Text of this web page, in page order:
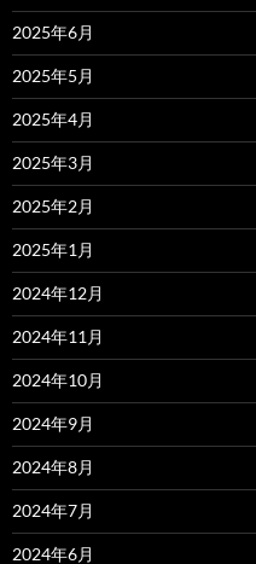
2025年6月
2025年5月
2025年4月
2025年3月
2025年2月
2025年1月
2024年12月
2024年11月
2024年10月
2024年9月
2024年8月
2024年7月
2024年6月